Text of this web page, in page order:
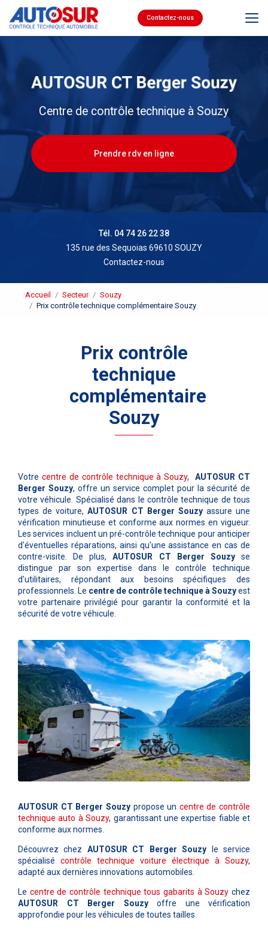
contenu
Contactez-nous
Centre de contrôle technique à Souzy
Prendre rdv en ligne
Tél. 04 74 26 22 38
135 rue des Sequoias 69610 SOUZY
Contactez-nous
Accueil Secteur
Souzy
Prix contrôle technique complémentaire Souzy
Prix contrôle
technique
complémentaire
Souzy
Votre centre de contrôle technique à Souzy,AUTOSUR CT
Berger Souzy, offre un service complet pour la sécurité de
votre véhicule. Spécialisé dans le contrôle technique de tous
types de voiture,AUTOSUR CT Berger Souzyassure une
vérification minutieuse et conforme aux normes en vigueur.
Les services incluent un pré-contrôle technique pour anticiper
d'éventuelles réparations, ainsi qu'une assistance en cas de
contre-visite. De plus,AUTOSUR CT Berger Souzyse
distingue par son expertise dans le contrôle technique
d'utilitaires, répondant aux besoins spécifiques des
professionnels. Le centre de contrôle technique à Souzyest
votre partenaire privilégié pour garantir la conformité et la
sécurité de votre véhicule.
AUTOSUR CT Berger Souzypropose un centre de contrôle
technique auto à Souzy, garantissant une expertise fiable et
conforme aux normes.
Découvrez chez AUTOSUR CT Berger Souzy le service
spécialisé contrôle technique voiture électrique à Souzy,
adapté aux dernières innovations automobiles.
Le centre de contrôle technique tous gabarits à Souzy chez
AUTOSUR CT Berger Souzyoffre une vérification
approfondie pour les véhicules de toutes tailles.